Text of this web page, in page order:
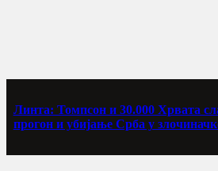
Линта: Томпсон и 30.000 Хрвата
прогон и убијање Срба у